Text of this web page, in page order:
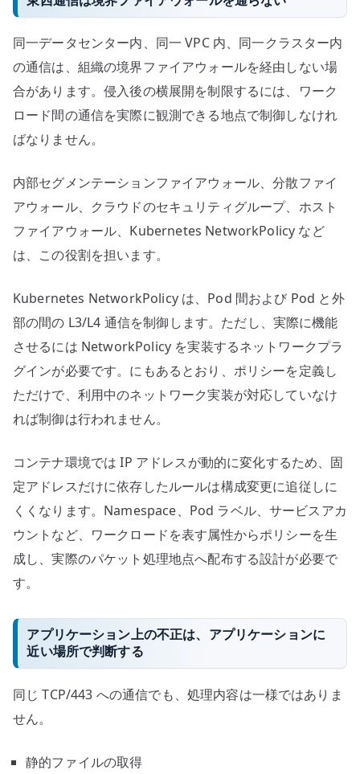
同一データセンター内、同一 VPC 内、同一クラスター内
の通信は、組織の境界ファイアウォールを経由しない場
合があります。侵入後の横展開を制限するには、ワーク
ロード間の通信を実際に観測できる地点で制御しなけれ
ばなりません。
内部セグメンテーションファイアウォール、分散ファイ
アウォール、クラウドのセキュリティグループ、ホスト
ファイアウォール、Kubernetes NetworkPolicy など
は、この役割を担います。
Kubernetes NetworkPolicy は、Pod 間および Pod と外
部の間の L3/L4 通信を制御します。ただし、実際に機能
させるには NetworkPolicy を実装するネットワークプラ
グインが必要です。にもあるとおり、ポリシーを定義し
ただけで、利用中のネットワーク実装が対応していなけ
れば制御は行われません。
コンテナ環境では IP アドレスが動的に変化するため、固
定アドレスだけに依存したルールは構成変更に追従しに
くくなります。Namespace、Pod ラベル、サービスアカ
ウントなど、ワークロードを表す属性からポリシーを生
成し、実際のパケット処理地点へ配布する設計が必要で
す。
アプリケーション上の不正は、アプリケーションに
近い場所で判断する
同じ TCP/443 への通信でも、処理内容は一様ではありま
せん。
静的ファイルの取得